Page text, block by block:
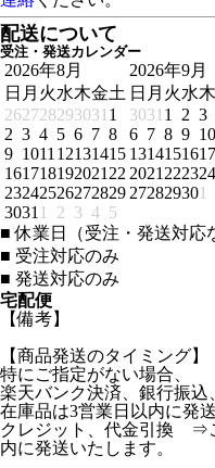
配送について
受注・発送カレンダー
2026年8月
日 月 火水木金土
262728293031 1
2 3 4 5 6 7 8
9 1011 12131415
161718192021 22
23242526272829
3031 1 2 3 4 5
2026年9月
日 月 火水木
3031 1 2 3
6 7 8 9 10
1314151617
2021 222324
272829301
■ 休業日（受注・発送対応
■ 受注対応のみ
■ 発送対応のみ
宅配便
【備考】
【商品発送のタイミング】
特にご指定がない場合、
楽天バンク決済、銀行振
在庫品は3営業日以内に発
クレジット、代金引換 ⇒
内に発送いたします。